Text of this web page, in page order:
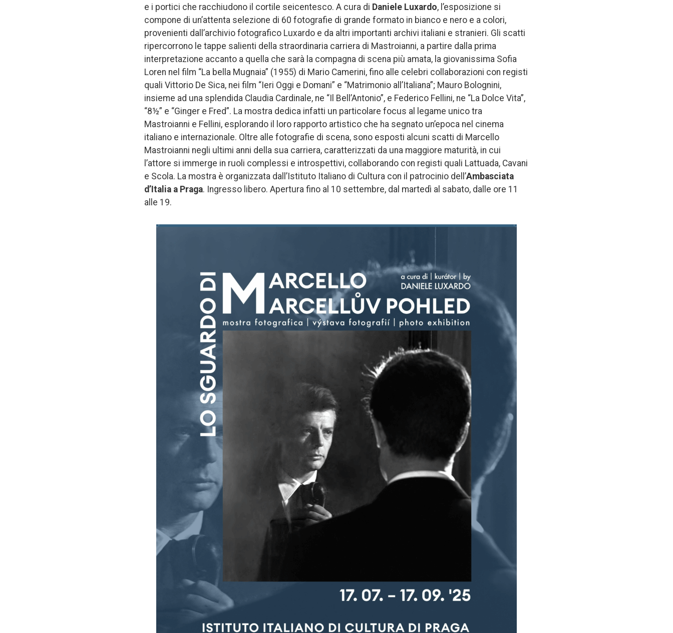
e i portici che racchiudono il cortile seicentesco. A cura di Daniele Luxardo, l’esposizione si
compone di un’attenta selezione di 60 fotografie di grande formato in bianco e nero e a colori,
provenienti dall’archivio fotografico Luxardo e da altri importanti archivi italiani e stranieri. Gli scatti
ripercorrono le tappe salienti della straordinaria carriera di Mastroianni, a partire dalla prima
interpretazione accanto a quella che sarà la compagna di scena più amata, la giovanissima Sofia
Loren nel film “La bella Mugnaia” (1955) di Mario Camerini, fino alle celebri collaborazioni con registi
quali Vittorio De Sica, nei film “Ieri Oggi e Domani” e “Matrimonio all’Italiana”; Mauro Bolognini,
insieme ad una splendida Claudia Cardinale, ne “Il Bell’Antonio”, e Federico Fellini, ne “La Dolce Vita”,
“8½” e “Ginger e Fred”. La mostra dedica infatti un particolare focus al legame unico tra
Mastroianni e Fellini, esplorando il loro rapporto artistico che ha segnato un’epoca nel cinema
italiano e internazionale. Oltre alle fotografie di scena, sono esposti alcuni scatti di Marcello
Mastroianni negli ultimi anni della sua carriera, caratterizzati da una maggiore maturità, in cui
l’attore si immerge in ruoli complessi e introspettivi, collaborando con registi quali Lattuada, Cavani
e Scola. La mostra è organizzata dall’Istituto Italiano di Cultura con il patrocinio dell’Ambasciata
d’Italia a Praga. Ingresso libero. Apertura fino al 10 settembre, dal martedì al sabato, dalle ore 11
alle 19.